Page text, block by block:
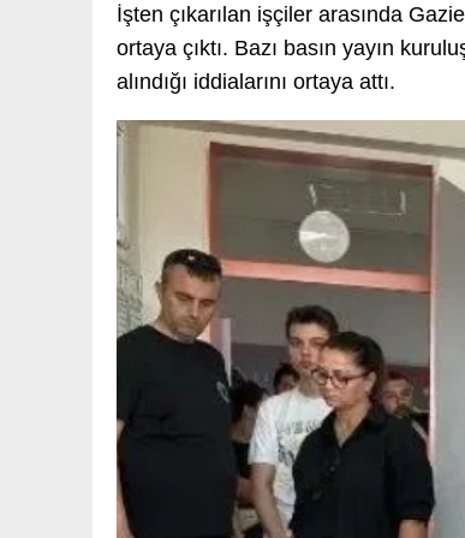
İşten çıkarılan işçiler arasında
ortaya çıktı. Bazı basın yayın
alındığı iddialarını ortaya attı.